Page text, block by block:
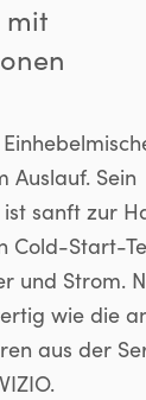
mit
Auslauf. Sein
ist sanft zur
Cold-Start-
und Strom.
wie die
aus der